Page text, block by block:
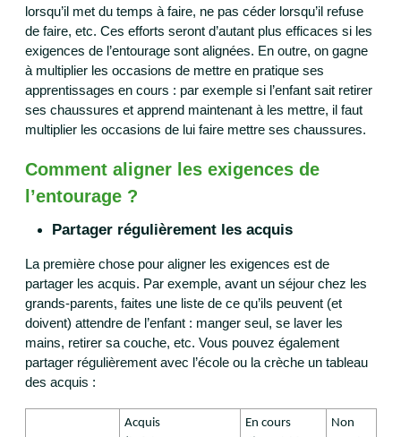
lorsqu’il met du temps à faire, ne pas céder lorsqu’il refuse
de faire, etc. Ces efforts seront d’autant plus efficaces si les
exigences de l’entourage sont alignées. En outre, on gagne
à multiplier les occasions de mettre en pratique ses
apprentissages en cours : par exemple si l’enfant sait retirer
ses chaussures et apprend maintenant à les mettre, il faut
multiplier les occasions de lui faire mettre ses chaussures.
Comment aligner les exigences de
l’entourage ?
Partager régulièrement les acquis
La première chose pour aligner les exigences est de
partager les acquis. Par exemple, avant un séjour chez les
grands-parents, faites une liste de ce qu’ils peuvent (et
doivent) attendre de l’enfant : manger seul, se laver les
mains, retirer sa couche, etc. Vous pouvez également
partager régulièrement avec l’école ou la crèche un tableau
des acquis :
Acquis
En cours
Non